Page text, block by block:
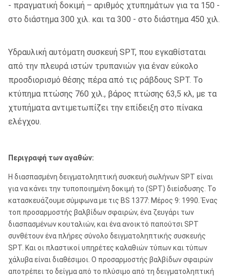
- πραγματική δοκιμή – αριθμός χτυπημάτων για τα 150 -
στο διάστημα 300 χιλ. και τα 300 - στο διάστημα 450 χιλ.
Υδραυλική αυτόματη συσκευή SPT, που εγκαθίσταται
από την πλευρά ιστών τρυπανιών για έναν εύκολο
προσδιορισμό θέσης πέρα από τις ράβδους SPT. Το
κτύπημα πτώσης 760 χιλ., βάρος πτώσης 63,5 κλ, με τα
χτυπήματα αντιμετωπίζει την επίδειξη στο πίνακα
ελέγχου.
Περιγραφή των αγαθών:
Η διασπασμένη δειγματοληπτική συσκευή σωλήνων SPT είναι
για να κάνει την τυποποιημένη δοκιμή το (SPT) διείσδυσης. Το
κατασκευάζουμε σύμφωνα με τις BS 1377: Μέρος 9: 1990. Ένας
τοπ προσαρμοστής βαλβίδων σφαιρών, ένα ζευγάρι των
διασπασμένων κουταλιών, και ένα ανοικτό παπούτσι SPT
συνθέτουν ένα πλήρες σύνολο δειγματοληπτικής συσκευής
SPT. Και οι πλαστικοί υπηρέτες καλαθιών τύπων και τύπων
χάλυβα είναι διαθέσιμοι. Ο προσαρμοστής βαλβίδων σφαιρών
αποτρέπει το δείγμα από το πλύσιμο από τη δειγματοληπτική